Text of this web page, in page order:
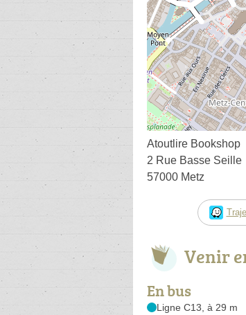
Atoutlire Bookshop
2 Rue Basse Seille
57000 Metz
Venir
En bus
Ligne C13, à 29 m